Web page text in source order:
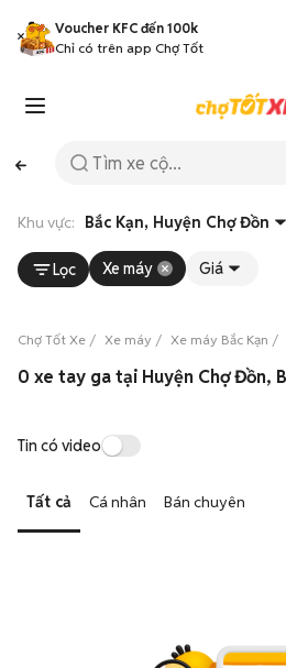
Voucher KFC đến 100k
Chỉ có trên app Chợ Tốt
Khu vực: Bắc Kạn, Huyện Chợ Đồn
Lọc Xe máy Giá
Chợ Tốt Xe Xe máy Xe máy Bắc Kạn
Tin có video
Tất cả Cá nhân Bán chuyên